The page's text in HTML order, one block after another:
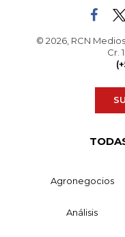
© 2026, RCN
Cr.
Agronegocios
Análisis